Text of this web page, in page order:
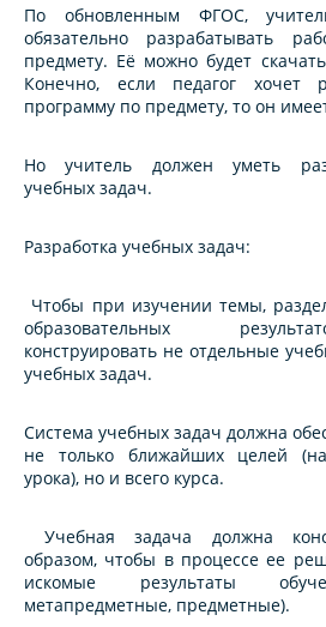
По обновленным ФГОС,
обязательно разрабатывать
предмету. Её можно будет
Конечно, если педагог хочет
программу по предмету, то он
Но учитель должен уметь
учебных задач.
Разработка учебных задач:
Чтобы при изучении темы,
образовательных
конструировать не отдельные
учебных задач.
Система учебных задач должна
не только ближайших целей
урока), но и всего курса.
Учебная задача должна
образом, чтобы в процессе ее
искомые результаты
метапредметные, предметные).